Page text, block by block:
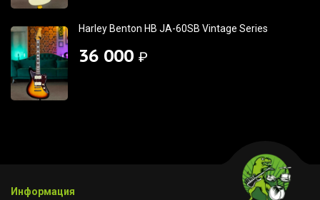
Harley Benton HB JA-60SB Vintage Series
36 000 ₽
Информация